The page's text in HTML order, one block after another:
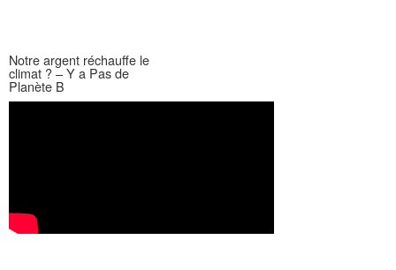
Notre argent réchauffe le
climat ? – Y a Pas de
Planète B